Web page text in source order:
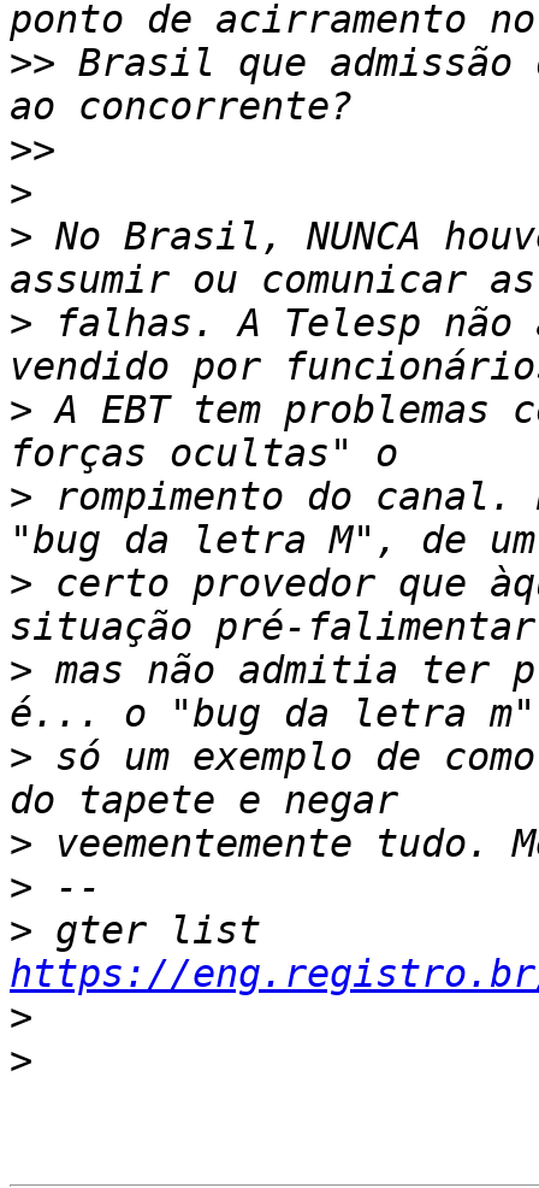
>> Brasil que
>>
>
> No Brasil, NUNCA
> falhas. A Telesp não
> A EBT tem
> rompimento do canal.
> certo provedor que
> mas não admitia ter
> só um exemplo de
>
>
>
https://
>
>